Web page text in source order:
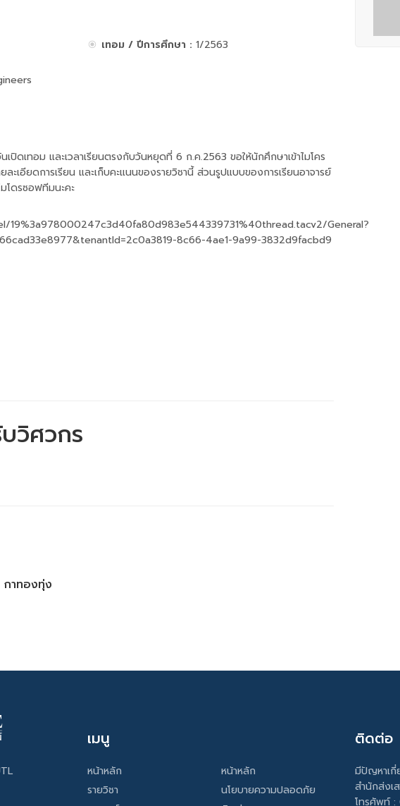
เทอม / ปีการศึกษา : 1/2563
ปิดเทอม และเวลาเรียนตรงกับวันหยุดที่ 6 ก.ค.2563 ขอให้นักศึกษาเข้าไมโคร
ะเอียดการเรียน และเก็บคะแนนของรายวิชานี้ ส่วนรูปแบบของการเรียนอาจารย์
โดรซอฟทีมนะคะ
General?
8c66-4ae1-9a99-3832d9facbd9
วิศวกร
กาทองทุ่ง
เมนู
หน้าหลัก
รายวิชา
หน้าหลัก
นโยบายความปลอดภัย
ติดต่อ
มีปัญหาเกี่
สำนักส่งเ
โทรศัพท์